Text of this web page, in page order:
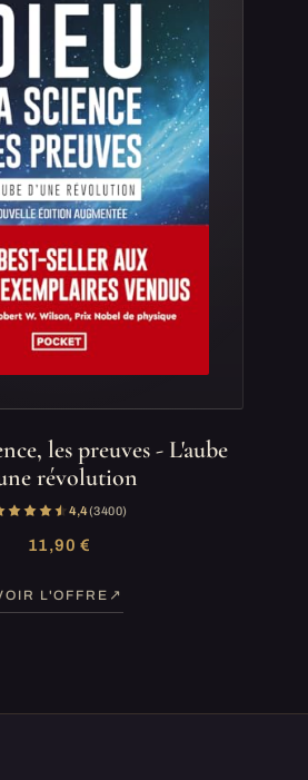
les preuves - L'aube
révolution
4,4(3 400)
11,90 €
L'OFFRE